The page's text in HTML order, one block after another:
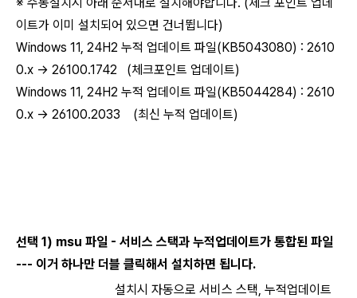
이트가 이미 설치되어 있으면 건너뜁니다)
Windows 11, 24H2 누적 업데이트 파일(KB5043080) : 2610
0.x → 26100.1742 (체크포인트 업데이트)
Windows 11, 24H2 누적 업데이트 파일(KB5044284) : 2610
0.x → 26100.2033 (최신 누적 업데이트)
선택 1) msu 파일 - 서비스 스택과 누적업데이트가 통합된 파일
--- 이거 하나만 더블 클릭해서 설치하면 됩니다.
설치시 자동으로 서비스 스택, 누적업데이트